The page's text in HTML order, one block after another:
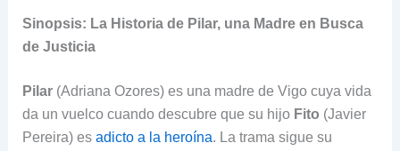
Sinopsis: La Historia de Pilar, una Madre en Busca
de Justicia
Pilar(Adriana Ozores) es una madre de Vigo cuya vida
da un vuelco cuando descubre que su hijo Fito (Javier
Pereira) es adicto a la heroína. La trama sigue su